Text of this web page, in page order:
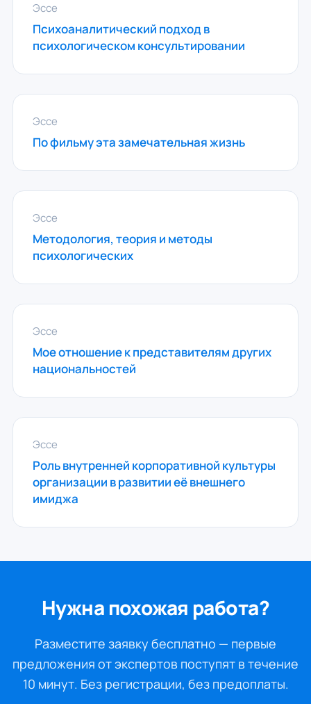
Эссе
Психоаналитический подход в
психологическом консультировании
Эссе
По фильму эта замечательная жизнь
Эссе
Методология, теория и методы
психологических
Эссе
Мое отношение к представителям других
национальностей
Эссе
Роль внутренней корпоративной культуры
организации в развитии её внешнего
имиджа
Нужна похожая работа?
Разместите заявку бесплатно — первые
предложения от экспертов поступят в течение
10 минут. Без регистрации, без предоплаты.